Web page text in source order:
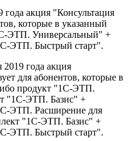
акция "Консультация
которые в указанный
ЭТП. Универсальный" +
ЭТП. Быстрый старт".
2019 года акция
для абонентов, которые в
продукт "1С-ЭТП.
"1С-ЭТП. Базис" +
ЭТП. Расширение для
"1С-ЭТП. Базис" +
ЭТП. Быстрый старт".